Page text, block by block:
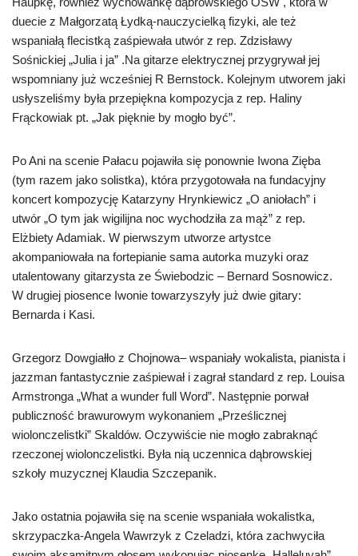
duecie z Małgorzatą Łydką-nauczycielką fizyki, ale też
wspaniałą flecistką zaśpiewała utwór z rep. Zdzisławy
Sośnickiej „Julia i ja” .Na gitarze elektrycznej przygrywał jej
wspomniany już wcześniej R Bernstock. Kolejnym utworem jaki
usłyszeliśmy była przepiękna kompozycja z rep. Haliny
Frąckowiak pt. „Jak pięknie by mogło być”.
Po Ani na scenie Pałacu pojawiła się ponownie Iwona Zięba
(tym razem jako solistka), która przygotowała na fundacyjny
koncert kompozycję Katarzyny Hrynkiewicz „O aniołach” i
utwór „O tym jak wigilijna noc wychodziła za mąż” z rep.
Elżbiety Adamiak. W pierwszym utworze artystce
akompaniowała na fortepianie sama autorka muzyki oraz
utalentowany gitarzysta ze Świebodzic – Bernard Sosnowicz.
W drugiej piosence Iwonie towarzyszyły już dwie gitary:
Bernarda i Kasi.
Grzegorz Dowgiałło z Chojnowa– wspaniały wokalista, pianista i
jazzman fantastycznie zaśpiewał i zagrał standard z rep. Louisa
Armstronga „What a wunder full Word”. Następnie porwał
publiczność brawurowym wykonaniem „Prześlicznej
wiolonczelistki” Skaldów. Oczywiście nie mogło zabraknąć
rzeczonej wiolonczelistki. Była nią uczennica dąbrowskiej
szkoły muzycznej Klaudia Szczepanik.
Jako ostatnia pojawiła się na scenie wspaniała wokalistka,
skrzypaczka-Angela Wawrzyk z Czeladzi, która zachwyciła